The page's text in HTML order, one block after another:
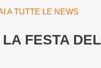
FESTA DEL
A TUTTE LE NEWS